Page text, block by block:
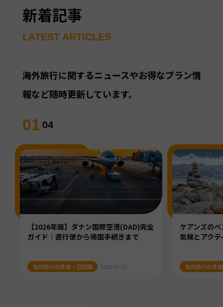
新着記事
LATEST ARTICLES
海外旅行に関するニュースやお得なプラン情
報など随時更新しています。
01/04
【2026年版】ダナン国際空港(DAD)完全
ガイド｜直行便から帰国手続きまで
海外旅行の準備・豆知識
ケアンズの
気候とアク
海外旅行の準